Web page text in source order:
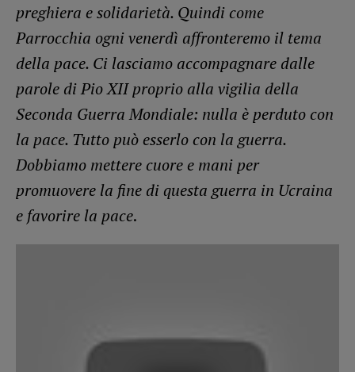
preghiera e solidarietà. Quindi come
Parrocchia ogni venerdì affronteremo il tema
della pace. Ci lasciamo accompagnare dalle
parole di Pio XII proprio alla vigilia della
Seconda Guerra Mondiale: nulla è perduto con
la pace. Tutto può esserlo con la guerra.
Dobbiamo mettere cuore e mani per
promuovere la fine di questa guerra in Ucraina
e favorire la pace.